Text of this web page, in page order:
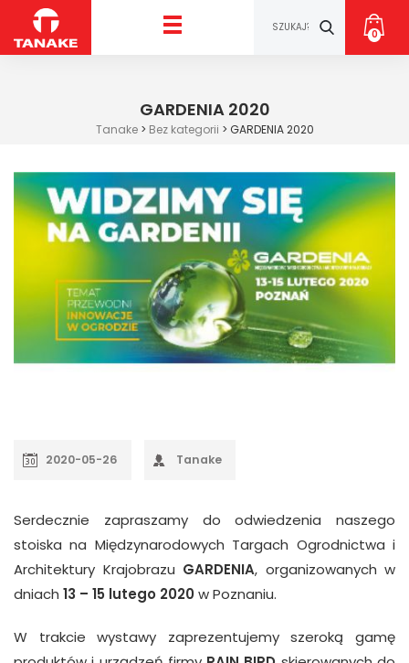
0
GARDENIA 2020
Tanake> Bez kategorii > GARDENIA 2020
2020-05-26 Tanake
Serdecznie zapraszamy do odwiedzenia naszego
stoiska na Międzynarodowych Targach Ogrodnictwa i
Architektury Krajobrazu GARDENIA, organizowanych w
dniach 13 – 15 lutego 2020w Poznaniu.
W trakcie wystawy zaprezentujemy szeroką gamę